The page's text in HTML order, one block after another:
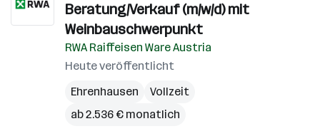
Beratung/Verkauf (m/w/d) mit
Weinbauschwerpunkt
RWA Raiffeisen Ware Austria
Heute veröffentlicht
Ehrenhausen
Vollzeit
ab 2.536 € monatlich